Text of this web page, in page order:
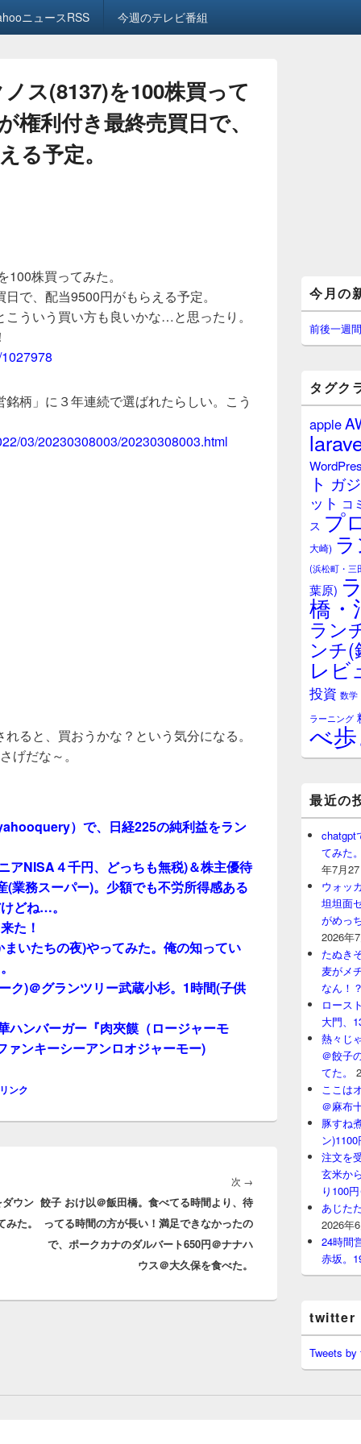
ニュースRSS 今週のテレビ番組
ス(8137)を100株買って
権利付き最終売買日で、
る予定。
株買ってみた。
で、配当9500円がもらえる予定。
ういう買い方も良いかな…と思ったり。
柄」に３年連続で選ばれたらしい。こう
03/20230308003/20230308003.html
ると、買おうかな？という気分になる。
げだな～。
）で、日経225の純利益をラン
アNISA４千円、どっちも無税)＆株主優待
業務スーパー)。少額でも不労所得感ある
どね…。
た！
いたちの夜)やってみた。俺の知ってい
ク)＠グランツリー武蔵小杉。1時間(子供
ハンバーガー『肉夾饃（ロージャーモ
ァンキーシーアンロオジャーモー)
ンク
ウン
た。
次 →
の
投
稿:
餃子 おけ以＠飯田橋。食べてる時間より、待
ってる時間の方が長い！満足できなかったの
で、ポークカナのダルバート650円＠ナナハ
ウス＠大久保を食べた。
イ
ン
サ
イ
ー
ジ
ッ
ト
今月の
前後一週
タグク
apple
ト ガ
ット コ
ス プ
大崎)
(浜松町・三
葉原)
橋・
ラン
ンチ(
レビ
投資 数学
ラーニング
べ
最近の
chatgpt
てみた
年7月
ウォッ
坦坦面
がめっ
2026年
たぬき
麦がメ
なん！
ロース
大門、
熱々じ
＠餃子
てた。
ここは
＠麻布
豚すね
ン
注文を
玄米か
り100
あじた
2026年
24時間
赤坂。
twitter
Tweets by